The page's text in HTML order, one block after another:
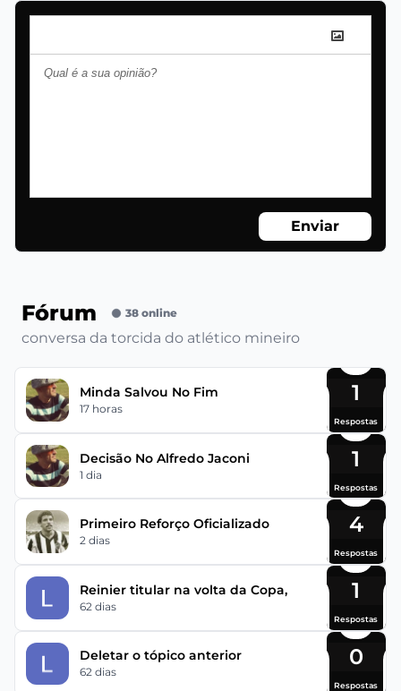
Enviar
Fórum 38 online
conversa da torcida do atlético mineiro
Minda Salvou No Fim
17 horas
1
Respostas
Decisão No Alfredo Jaconi
1 dia
1
Respostas
Primeiro Reforço Oficializado
2 dias
4
Respostas
Reinier titular na volta da Copa,
62 dias
1
Respostas
Deletar o tópico anterior
62 dias
0
Respostas